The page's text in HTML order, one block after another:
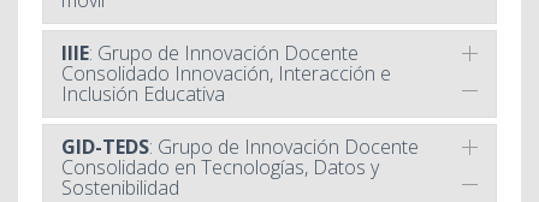
IIIE: Grupo de Innovación Docente
Consolidado Innovación, Interacción e
Inclusión Educativa
GID-TEDS: Grupo de Innovación Docente
Consolidado en Tecnologías, Datos y
Sostenibilidad